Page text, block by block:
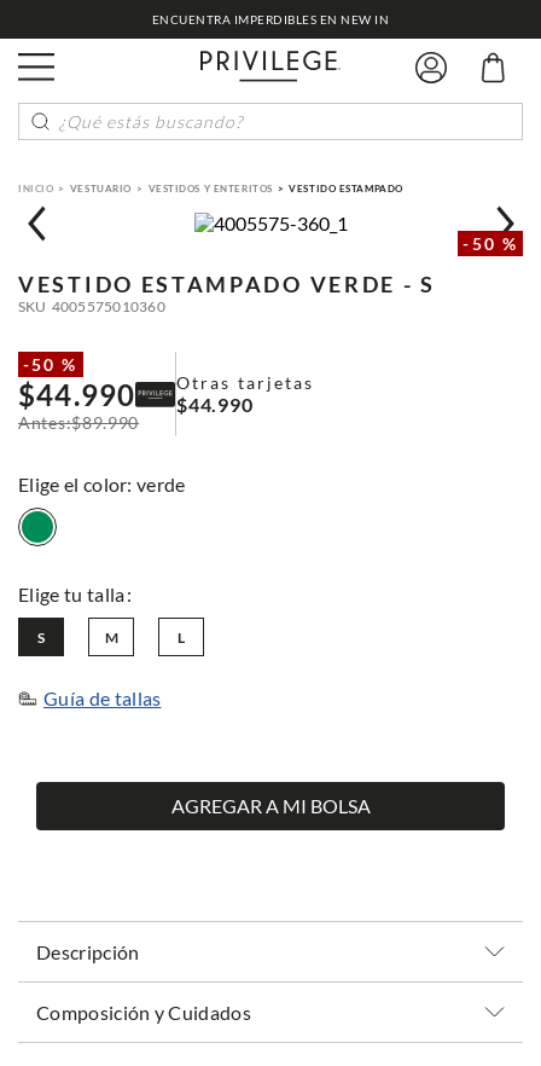
ENCUENTRA IMPERDIBLES EN NEW IN
¿Qué estás buscando?
VESTUARIO VESTIDOS Y ENTERITOS VESTIDO ESTAMPADO
-50 %
VESTIDO ESTAMPADO VERDE - S
SKU 4005575010360
-50 %
$44.990
$89.990
Otras tarjetas
$44.990
: verde
L
M
S
Guía de tallas
AGREGAR A MI BOLSA
Descripción
Composición y Cuidados